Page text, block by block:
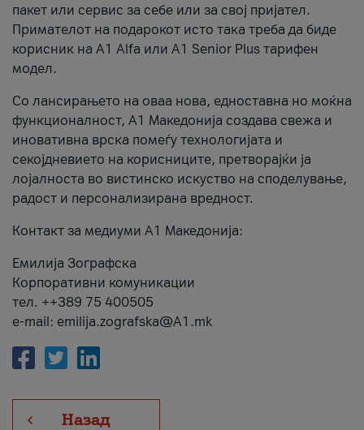
пакет или сервис за себе или за свој пријател.
Примателот на подарокот исто така треба да биде
корисник на А1 Alfa или A1 Senior Plus тарифен
модел.
Со лансирањето на оваа нова, едноставна но моќна
функционалност, А1 Македонија создава свежа и
иновативна врска помеѓу технологијата и
секојдневието на корисниците, претворајќи ја
лојалноста во вистинско искуство на споделување,
радост и персонализирана вредност.
Контакт за медиуми А1 Македонија:
Емилија Зографска
Корпоративни комуникации
тел. ++389 75 400505
e-mail: emilija.zografska@A1.mk
Назад